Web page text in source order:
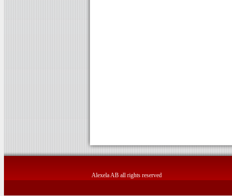
Alexela AB all rights reserved